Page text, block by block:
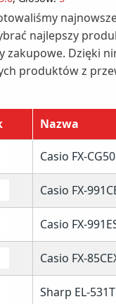
najlepszy
zakupowe. Dzięki
produktów z
Nazwa
Casio FX-CG50
Casio FX-
Casio FX-
Casio FX-
Sharp EL-